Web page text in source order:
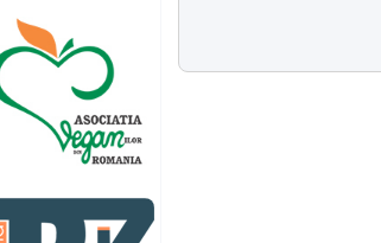
privind in urma
cat de multe
am facut in
si cresterea
am fost o mama
preocupata
implinirea
cand ea
mica am neglijat-
orice
era taxata cu
sau pedepse.